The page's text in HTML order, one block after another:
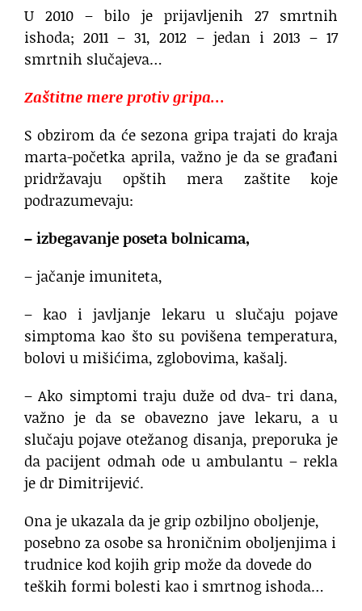
U 2010 – bilo je prijavljenih 27 smrtnih
ishoda; 2011 – 31, 2012 – jedan i 2013 – 17
smrtnih slučajeva…
Zaštitne mere protiv gripa…
S obzirom da će sezona gripa trajati do kraja
marta-početka aprila, važno je da se građani
pridržavaju opštih mera zaštite koje
podrazumevaju:
– izbegavanje poseta bolnicama,
– jačanje imuniteta,
– kao i javljanje lekaru u slučaju pojave
simptoma kao što su povišena temperatura,
bolovi u mišićima, zglobovima, kašalj.
– Ako simptomi traju duže od dva- tri dana,
važno je da se obavezno jave lekaru, a u
slučaju pojave otežanog disanja, preporuka je
da pacijent odmah ode u ambulantu – rekla
je dr Dimitrijević.
Ona je ukazala da je grip ozbiljno oboljenje,
posebno za osobe sa hroničnim oboljenjima i
trudnice kod kojih grip može da dovede do
teških formi bolesti kao i smrtnog ishoda…